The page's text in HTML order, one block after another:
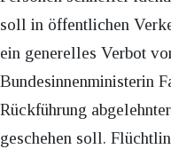
soll in öffentlichen
ein generelles Verbot
Bundesinnenministerin
Rückführung
geschehen soll.